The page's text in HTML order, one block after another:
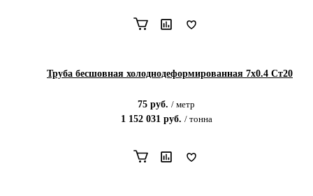
Труба бесшовная холоднодеформированная 7х0.4 Ст20
75 руб. / метр
1 152 031руб. / тонна